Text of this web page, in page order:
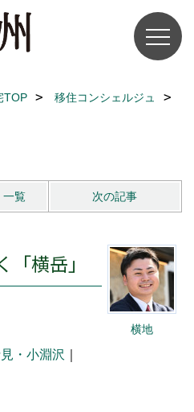
TOP
移住コンシェルジュ
一覧 次の記事
横地
横岳」
・小淵沢